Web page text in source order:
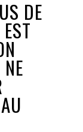
DE